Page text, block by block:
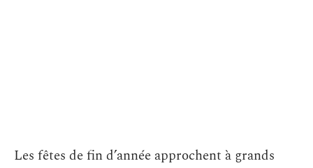
Les fêtes de fin d’année approchent à grands